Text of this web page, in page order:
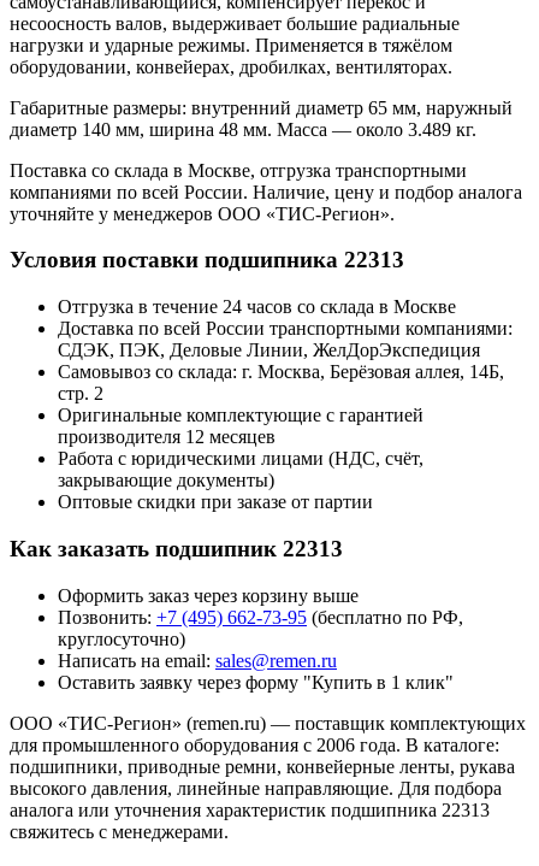
несоосность валов, выдерживает большие радиальные
нагрузки и ударные режимы. Применяется в тяжёлом
оборудовании, конвейерах, дробилках, вентиляторах.
Габаритные размеры: внутренний диаметр 65 мм, наружный
диаметр 140 мм, ширина 48 мм. Масса — около 3.489 кг.
Поставка со склада в Москве, отгрузка транспортными
компаниями по всей России. Наличие, цену и подбор аналога
уточняйте у менеджеров ООО «ТИС-Регион».
Условия поставки подшипника 22313
Отгрузка в течение 24 часов со склада в Москве
Доставка по всей России транспортными компаниями:
СДЭК, ПЭК, Деловые Линии, ЖелДорЭкспедиция
Самовывоз со склада: г. Москва, Берёзовая аллея, 14Б,
стр. 2
Оригинальные комплектующие с гарантией
производителя 12 месяцев
Работа с юридическими лицами (НДС, счёт,
закрывающие документы)
Оптовые скидки при заказе от партии
Как заказать подшипник 22313
Оформить заказ через корзину выше
Позвонить: +7 (495) 662-73-95 (бесплатно по РФ,
круглосуточно)
Написать на email: sales@remen.ru
Оставить заявку через форму "Купить в 1 клик"
ООО «ТИС-Регион» (remen.ru) — поставщик комплектующих
для промышленного оборудования с 2006 года. В каталоге:
подшипники, приводные ремни, конвейерные ленты, рукава
высокого давления, линейные направляющие. Для подбора
аналога или уточнения характеристик подшипника 22313
свяжитесь с менеджерами.